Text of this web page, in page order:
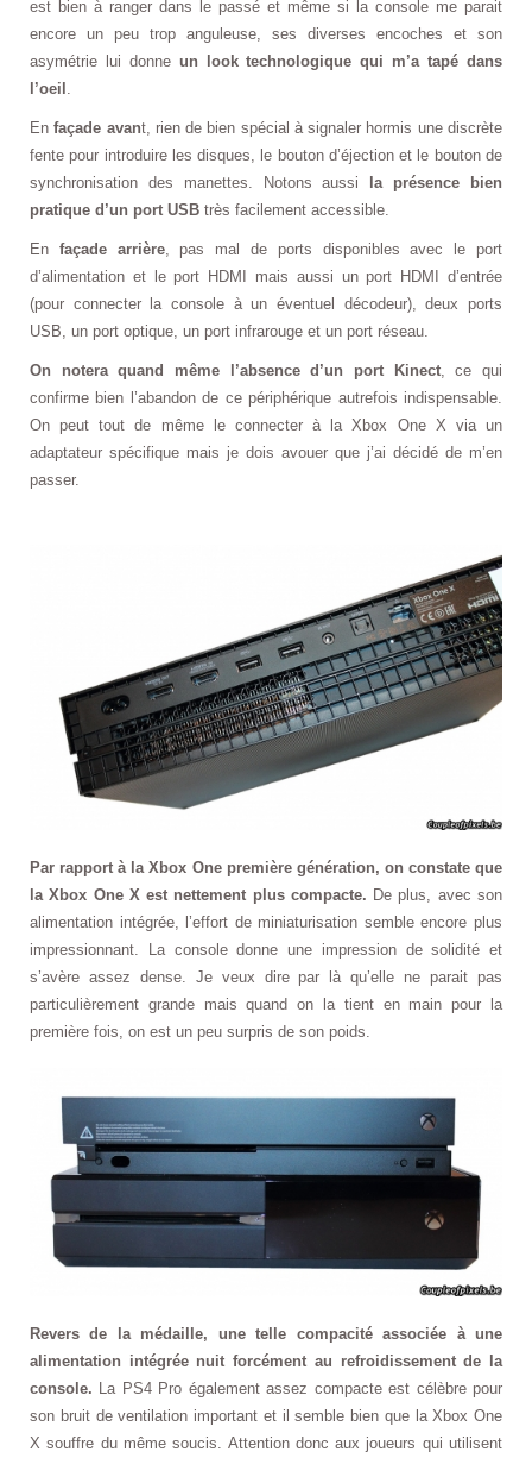
est bien à ranger dans le passé et même si la console me parait
encore un peu trop anguleuse, ses diverses encoches et son
asymétrie lui donne un look technologique qui m’a tapé dans
l’oeil .
Enfaçade avant, rien de bien spécial à signaler hormis une discrète
fente pour introduire les disques, le bouton d’éjection et le bouton de
synchronisation des manettes. Notons aussi
la présence bien
pratique d’un port USB très facilement accessible.
En façade arrière, pas mal de ports disponibles avec le port
d’alimentation et le port HDMI mais aussi un port HDMI d’entrée
(pour connecter la console à un éventuel décodeur), deux ports
USB, un port optique, un port infrarouge et un port réseau.
On notera quand même l’absence d’un port Kinect, ce qui
confirme bien l’abandon de ce périphérique autrefois indispensable.
On peut tout de même le connecter à la Xbox One X via un
adaptateur spécifique mais je dois avouer que j’ai décidé de m’en
passer.
Par rapport à la Xbox One première génération, on constate que
la Xbox One X est nettement plus compacte. De plus, avec son
alimentation intégrée, l’effort de miniaturisation semble encore plus
impressionnant. La console donne une impression de solidité et
s’avère assez dense. Je veux dire par là qu’elle ne parait pas
particulièrement grande mais quand on la tient en main pour la
première fois, on est un peu surpris de son poids.
Revers de la médaille, une telle compacité associée à une
alimentation intégrée nuit forcément au refroidissement de la
console. La PS4 Pro également assez compacte est célèbre pour
son bruit de ventilation important et il semble bien que la Xbox One
X souffre du même soucis. Attention donc aux joueurs qui utilisent